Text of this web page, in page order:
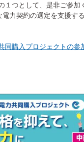
１つとして、是非ご参加
力契約の選定を支援す
購入プロジェクトの参